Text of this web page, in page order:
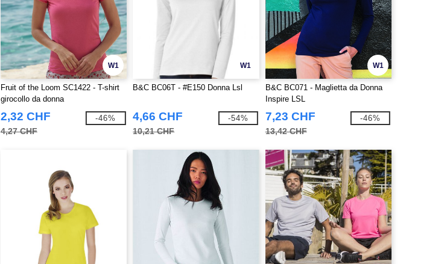
W1
Fruit of the Loom SC1422 - T-shirt
girocollo da donna
2,32 CHF
4,27 CHF
-46%
W1
B&C BC06T - #E150 Donna Lsl
4,66 CHF
10,21 CHF
-54%
W1
B&C BC071 - Maglietta da Donna
Inspire LSL
7,23 CHF
13,42 CHF
-46%